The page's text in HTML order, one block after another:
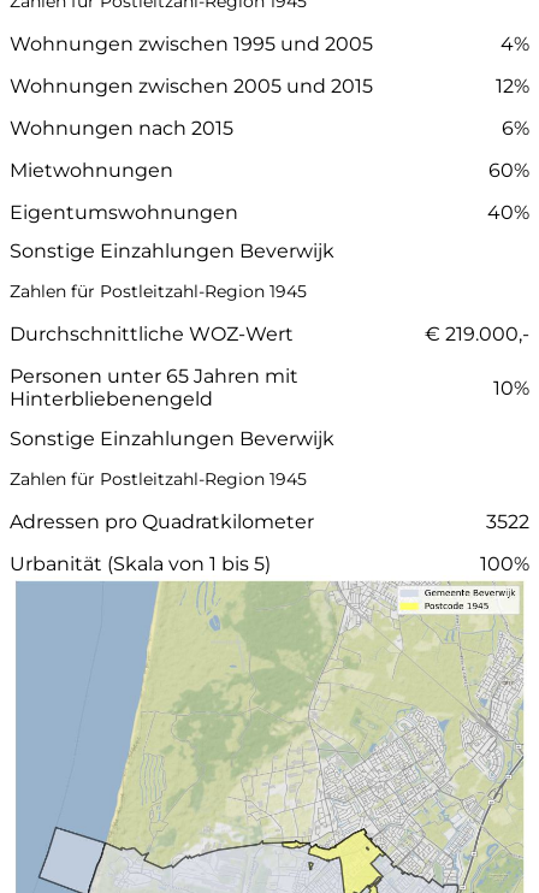
Wohnungen zwischen 1995 und 2005
4%
Wohnungen zwischen 2005 und 2015
12%
Wohnungen nach 2015
6%
Mietwohnungen
60%
Eigentumswohnungen
40%
Sonstige Einzahlungen Beverwijk
Zahlen für Postleitzahl-Region 1945
Durchschnittliche WOZ-Wert
€ 219.000,-
Personen unter 65 Jahren mit
Hinterbliebenengeld
10%
Sonstige Einzahlungen Beverwijk
Zahlen für Postleitzahl-Region 1945
Adressen pro Quadratkilometer
3522
Urbanität (Skala von 1 bis 5)
100%